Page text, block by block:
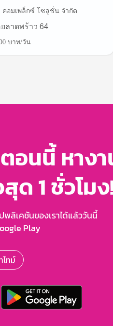
คอมเพล็กซ์ โซลูชั่น จำกัด
ลาดพร้าว 64
บาท/วัน
อนนี้ หาง
ด 1 ชั่วโม
พลิเคชันของเราได้แล้ววันนี้
Play
ไทม์